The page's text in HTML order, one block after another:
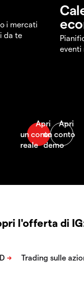
i mercati
da te
eventi
l'offerta di